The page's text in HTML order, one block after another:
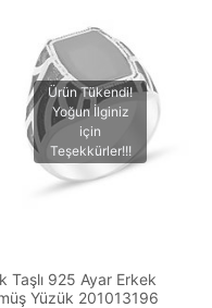
Taşlı 925 Ayar Erkek
Yüzük 201013196